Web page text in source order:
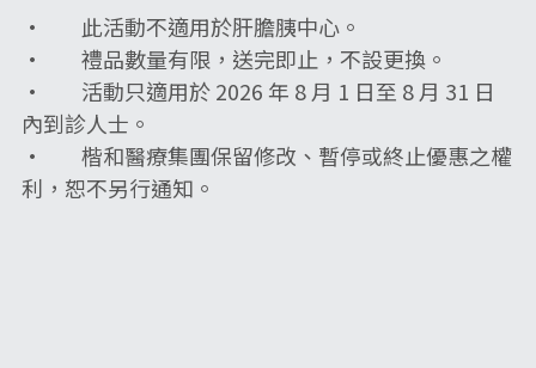
·        此活動不適用於肝膽胰中心。
·        禮品數量有限，送完即止，不設更換。
·        活動只適用於 2026 年 8 月 1 日至 8 月 31 日
內到診人士。
·        楷和醫療集團保留修改、暫停或終止優惠之權
利，恕不另行通知。